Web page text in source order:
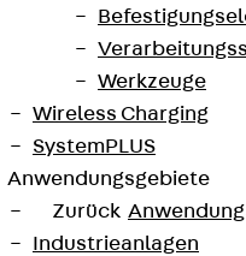
Werkzeuge
Wireless Charging
SystemPLUS
Anwendungsgebiete
Zurück
Industrieanlagen